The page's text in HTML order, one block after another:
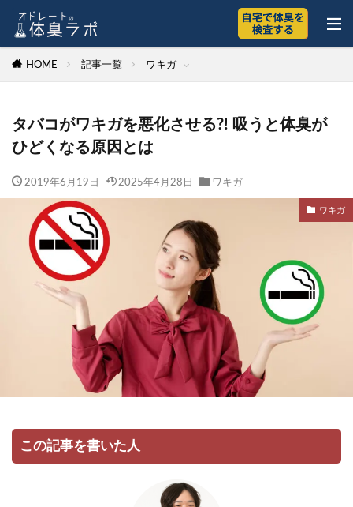
HOME 記事一覧 ワキガ
タバコがワキガを悪化させる?! 吸うと体臭が
ひどくなる原因とは
2019年6月19日 2025年4月28日 ワキガ
ワキガ
この記事を書いた人